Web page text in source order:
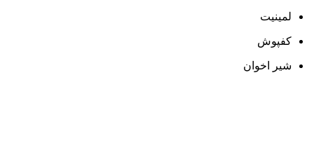
لمینیت
کفپوش
شیر اخوان